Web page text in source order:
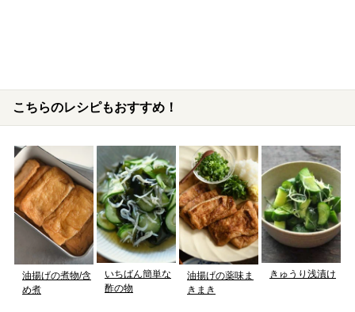
こちらのレシピもおすすめ！
油揚げの煮物/含
め煮
いちばん簡単な
酢の物
油揚げの薬味ま
きまき
きゅうり浅漬け